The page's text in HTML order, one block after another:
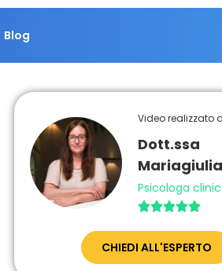
Blog
Video realizzato
Dott.ssa
Psicologa

CHIEDI ALL'ESPERTO